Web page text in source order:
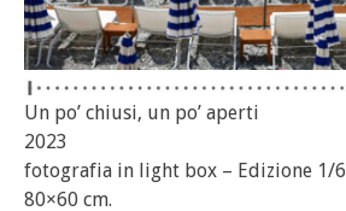
Un po’ chiusi, un po’ aperti
2023
fotografia in light box – Edizione 1/6
80×60 cm.